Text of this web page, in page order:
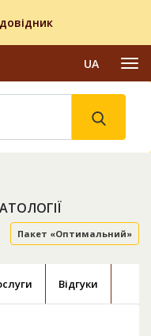
UA
Пакет «Оптимальний»
Відгуки